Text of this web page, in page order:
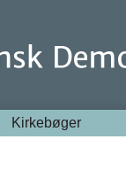
Kirkebøger